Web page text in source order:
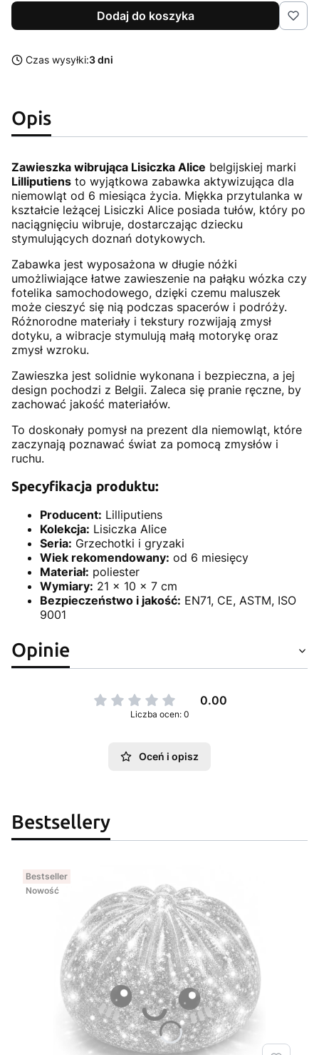
Dodaj do koszyka
Czas wysyłki:3 dni
Opis
Zawieszka wibrująca Lisiczka Alice belgijskiej marki
Lilliputiens to wyjątkowa zabawka aktywizująca dla
niemowląt od 6 miesiąca życia. Miękka przytulanka w
kształcie leżącej Lisiczki Alice posiada tułów, który po
naciągnięciu wibruje, dostarczając dziecku
stymulujących doznań dotykowych.
Zabawka jest wyposażona w długie nóżki
umożliwiające łatwe zawieszenie na pałąku wózka czy
fotelika samochodowego, dzięki czemu maluszek
może cieszyć się nią podczas spacerów i podróży.
Różnorodne materiały i tekstury rozwijają zmysł
dotyku, a wibracje stymulują małą motorykę oraz
zmysł wzroku.
Zawieszka jest solidnie wykonana i bezpieczna, a jej
design pochodzi z Belgii. Zaleca się pranie ręczne, by
zachować jakość materiałów.
To doskonały pomysł na prezent dla niemowląt, które
zaczynają poznawać świat za pomocą zmysłów i
ruchu.
Specyfikacja produktu:
Producent: Lilliputiens
Kolekcja: Lisiczka Alice
Seria: Grzechotki i gryzaki
Wiek rekomendowany: od 6 miesięcy
Materiał: poliester
Wymiary: 21 x 10 x 7 cm
Bezpieczeństwo i jakość: EN71, CE, ASTM, ISO
9001
Opinie
0.00
Liczba ocen: 0
Oceń i opisz
Bestsellery
Bestseller
Nowość